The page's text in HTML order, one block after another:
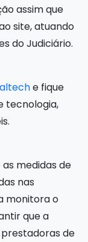
assim que
site, atuando
do Judiciário.
e fique
tecnologia,
as medidas de
nas
monitora o
que a
de